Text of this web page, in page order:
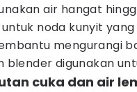
air hangat
noda kunyit
mengurangi
digunakan
cuka dan air